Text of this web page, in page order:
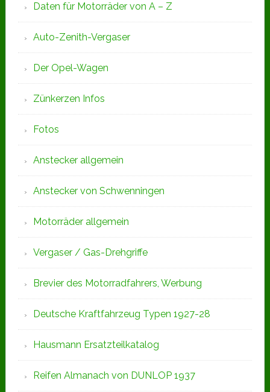
Daten für Motorräder von A – Z
Auto-Zenith-Vergaser
Der Opel-Wagen
Zünkerzen Infos
Fotos
Anstecker allgemein
Anstecker von Schwenningen
Motorräder allgemein
Vergaser / Gas-Drehgriffe
Brevier des Motorradfahrers, Werbung
Deutsche Kraftfahrzeug Typen 1927-28
Hausmann Ersatzteilkatalog
Reifen Almanach von DUNLOP 1937